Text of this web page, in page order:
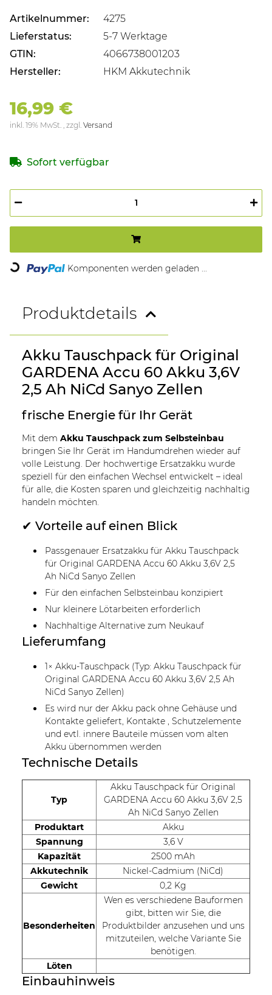
Artikelnummer:
4275
Lieferstatus:
5-7 Werktage
GTIN:
4066738001203
Hersteller:
HKM Akkutechnik
16,99 €
inkl. 19% MwSt. , zzgl. Versand
Sofort verfügbar
Loading... Komponenten werden geladen ...
Produktdetails
Akku Tauschpack für Original
GARDENA Accu 60 Akku 3,6V
2,5 Ah NiCd Sanyo Zellen
frische Energie für Ihr Gerät
Mit dem Akku Tauschpack zum Selbsteinbau
bringen Sie Ihr Gerät im Handumdrehen wieder auf
volle Leistung. Der hochwertige Ersatzakku wurde
speziell für den einfachen Wechsel entwickelt – ideal
für alle, die Kosten sparen und gleichzeitig nachhaltig
handeln möchten.
✔ Vorteile auf einen Blick
Passgenauer Ersatzakku für Akku Tauschpack
für Original GARDENA Accu 60 Akku 3,6V 2,5
Ah NiCd Sanyo Zellen
Für den einfachen Selbsteinbau konzipiert
Nur kleinere Lötarbeiten erforderlich
Nachhaltige Alternative zum Neukauf
Lieferumfang
1× Akku-Tauschpack (Typ: Akku Tauschpack für
Original GARDENA Accu 60 Akku 3,6V 2,5 Ah
NiCd Sanyo Zellen)
Es wird nur der Akku pack ohne Gehäuse und
Kontakte geliefert, Kontakte , Schutzelemente
und evtl. innere Bauteile müssen vom alten
Akku übernommen werden
Technische Details
Typ
Akku Tauschpack für Original
GARDENA Accu 60 Akku 3,6V 2,5
Ah NiCd Sanyo Zellen
Produktart
Akku
Spannung
3,6 V
Kapazität
2500 mAh
Akkutechnik
Nickel-Cadmium (NiCd)
Gewicht
0,2 Kg
Besonderheiten
Wen es verschiedene Bauformen
gibt, bitten wir Sie, die
Produktbilder anzusehen und uns
mitzuteilen, welche Variante Sie
benötigen.
Löten
Einbauhinweis